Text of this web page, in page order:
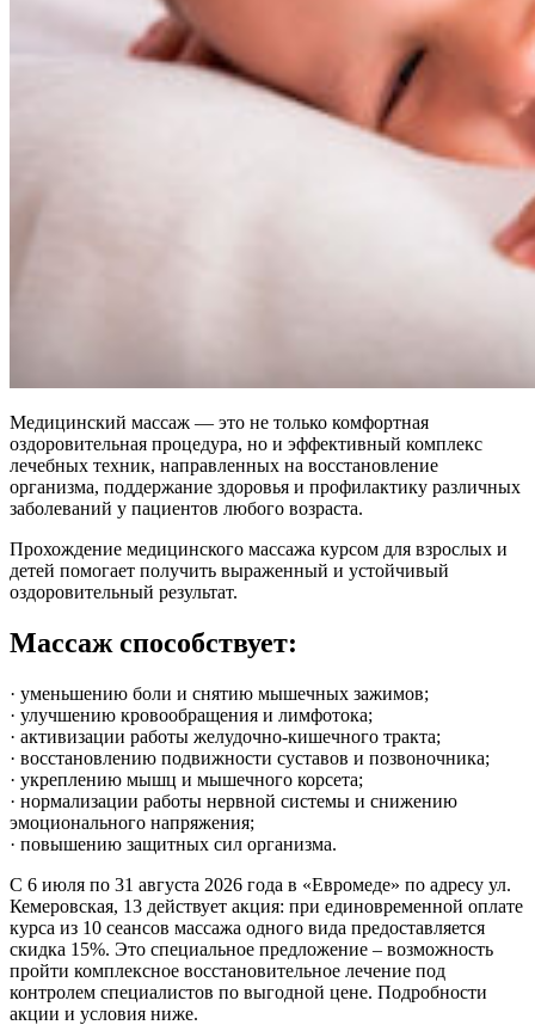
Медицинский массаж — это не только комфортная
оздоровительная процедура, но и эффективный комплекс
лечебных техник, направленных на восстановление
организма, поддержание здоровья и профилактику различных
заболеваний у пациентов любого возраста.
Прохождение медицинского массажа курсом для взрослых и
детей помогает получить выраженный и устойчивый
оздоровительный результат.
Массаж способствует:
· уменьшению боли и снятию мышечных зажимов;
· улучшению кровообращения и лимфотока;
· активизации работы желудочно-кишечного тракта;
· восстановлению подвижности суставов и позвоночника;
· укреплению мышц и мышечного корсета;
· нормализации работы нервной системы и снижению
эмоционального напряжения;
· повышению защитных сил организма.
С 6 июля по 31 августа 2026 года в «Евромеде» по адресу ул.
Кемеровская, 13 действует акция: при единовременной оплате
курса из 10 сеансов массажа одного вида предоставляется
скидка 15%. Это специальное предложение – возможность
пройти комплексное восстановительное лечение под
контролем специалистов по выгодной цене. Подробности
акции и условия ниже.